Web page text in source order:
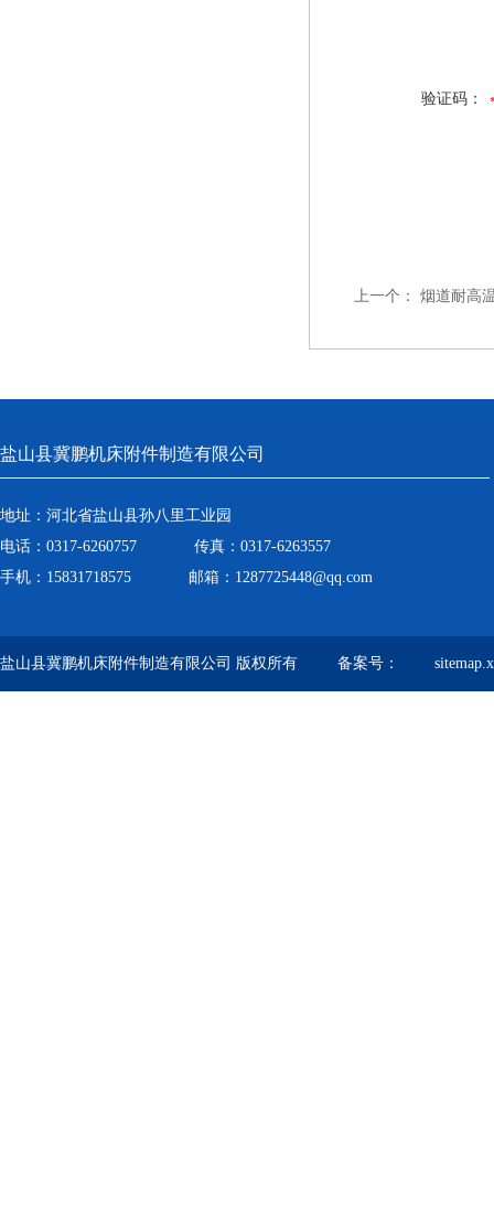
验证码：
上一个： 烟道耐高
盐山县冀鹏机床附件制造有限公司
地址：河北省盐山县孙八里工业园
电话：0317-6260757 传真：0317-6263557
手机：15831718575 邮箱：1287725448@qq.com
盐山县冀鹏机床附件制造有限公司 版权所有 备案号：